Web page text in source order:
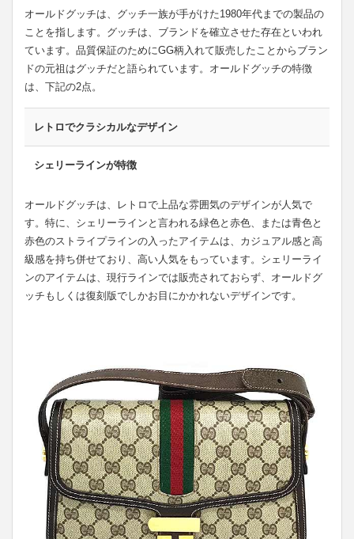
オールドグッチは、グッチ一族が手がけた1980年代までの製品の
ことを指します。グッチは、ブランドを確立させた存在といわれ
ています。品質保証のためにGG柄入れて販売したことからブラン
ドの元祖はグッチだと語られています。オールドグッチの特徴
は、下記の2点。
レトロでクラシカルなデザイン
シェリーラインが特徴
オールドグッチは、レトロで上品な雰囲気のデザインが人気で
す。特に、シェリーラインと言われる緑色と赤色、または青色と
赤色のストライプラインの入ったアイテムは、カジュアル感と高
級感を持ち併せており、高い人気をもっています。シェリーライ
ンのアイテムは、現行ラインでは販売されておらず、オールドグ
ッチもしくは復刻版でしかお目にかかれないデザインです。